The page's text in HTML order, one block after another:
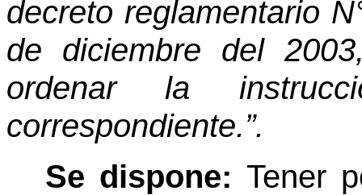
decreto reglamentario
de diciembre del
ordenar la
correspondiente.”.
Se dispone: Tener